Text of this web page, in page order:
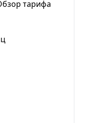
тарифа